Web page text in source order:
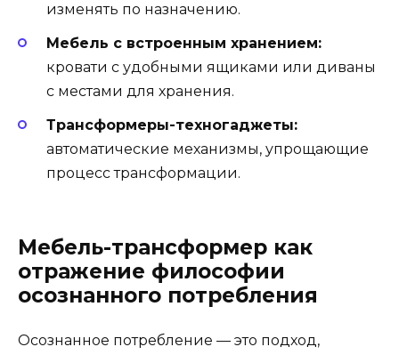
изменять по назначению.
Мебель с встроенным хранением:
кровати с удобными ящиками или диваны
с местами для хранения.
Трансформеры-техногаджеты:
автоматические механизмы, упрощающие
процесс трансформации.
Мебель-трансформер как
отражение философии
осознанного потребления
Осознанное потребление — это подход,